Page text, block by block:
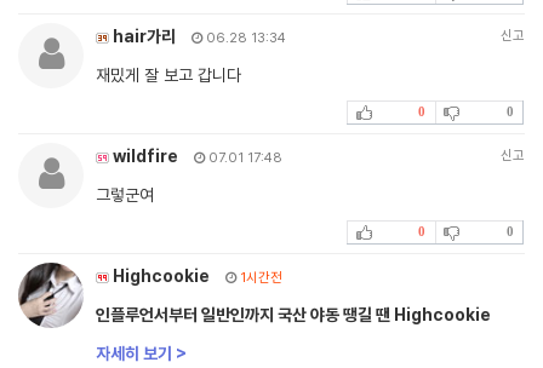
hair가리 06.28 13:34 신고
재밌게 잘 보고 갑니다
0 0
wildfire 07.01 17:48 신고
그렇군여
0 0
Highcookie 1시간전
인플루언서부터 일반인까지 국산 야동 땡길 땐 Highcookie
자세히 보기 >